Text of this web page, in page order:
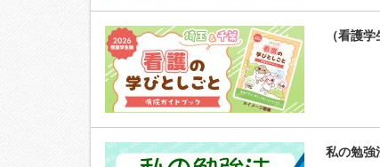
（看護
私の勉強